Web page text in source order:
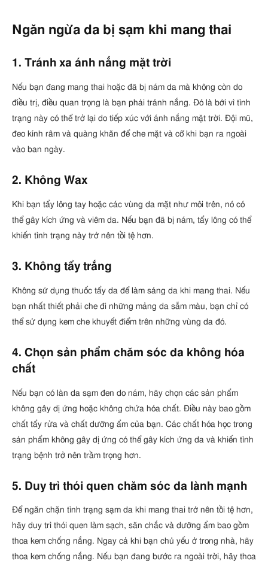
Ngăn ngừa da bị sạm khi mang thai
1. Tránh xa ánh nắng mặt trời
Nếu bạn đang mang thai hoặc đã bị nám da mà không còn do
điều trị, điều quan trọng là bạn phải tránh nắng. Đó là bởi vì tình
trạng này có thể trở lại do tiếp xúc với ánh nắng mặt trời. Đội mũ,
đeo kính râm và quàng khăn để che mặt và cổ khi bạn ra ngoài
vào ban ngày.
2. Không Wax
Khi bạn tẩy lông tay hoặc các vùng da mặt như môi trên, nó có
thể gây kích ứng và viêm da. Nếu bạn đã bị nám, tẩy lông có thể
khiến tình trạng này trở nên tồi tệ hơn.
3. Không tẩy trắng
Không sử dụng thuốc tẩy da để làm sáng da khi mang thai. Nếu
bạn nhất thiết phải che đi những mảng da sẫm màu, bạn chỉ có
thể sử dụng kem che khuyết điểm trên những vùng da đó.
4. Chọn sản phẩm chăm sóc da không hóa
chất
Nếu bạn có làn da sạm đen do nám, hãy chọn các sản phẩm
không gây dị ứng hoặc không chứa hóa chất. Điều này bao gồm
chất tẩy rửa và chất dưỡng ẩm của bạn. Các chất hóa học trong
sản phẩm không gây dị ứng có thể gây kích ứng da và khiến tình
trạng bệnh trở nên trầm trọng hơn.
5. Duy trì thói quen chăm sóc da lành mạnh
Để ngăn chặn tình trạng sạm da khi mang thai trở nên tồi tệ hơn,
hãy duy trì thói quen làm sạch, săn chắc và dưỡng ẩm bao gồm
thoa kem chống nắng. Ngay cả khi bạn chủ yếu ở trong nhà, hãy
thoa kem chống nắng. Nếu bạn đang bước ra ngoài trời, hãy thoa